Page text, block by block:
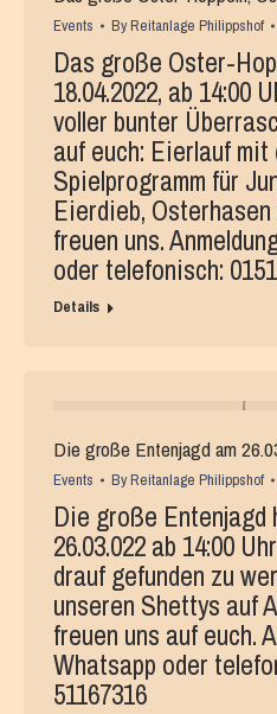
Events ByReitanlage Philippshof
Das große Oster-
18.04.2022, ab 14:00
voller bunter
auf euch: Eierlauf mit
Spielprogramm für
Eierdieb, Osterhasen
freuen uns.
oder telefonisch:
Details
Die große Entenjagd am
Events ByReitanlage Philippshof
Die große Entenjagd
26.03.022 ab 14:00
drauf gefunden zu
unseren Shettys auf
freuen uns auf euch.
Whatsapp oder
51167316